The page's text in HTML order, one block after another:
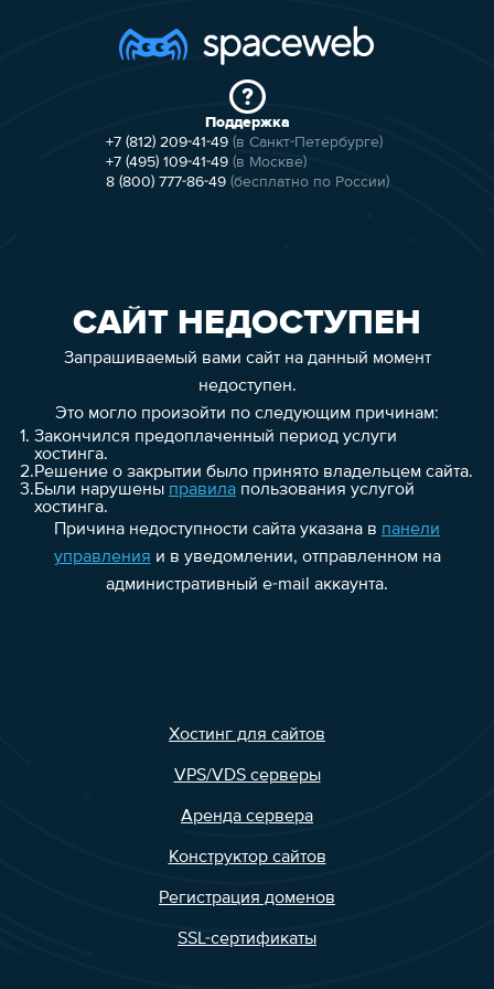
Поддержка
+7 (812) 209-41-49 (в Санкт-Петербурге)
+7 (495) 109-41-49 (в Москве)
8 (800) 777-86-49 (бесплатно по России)
САЙТ НЕДОСТУПЕН
Запрашиваемый вами сайт на данный момент
недоступен.
Это могло произойти по следующим причинам:
1. Закончился предоплаченный период услуги
хостинга.
2.Решение о закрытии было принято владельцем сайта.
3.Были нарушены правилапользования услугой
хостинга.
Причина недоступности сайта указана в панели
управления и в уведомлении, отправленном на
административный e-mail аккаунта.
Хостинг для сайтов
VPS/VDS серверы
Аренда сервера
Конструктор сайтов
Регистрация доменов
SSL-сертификаты